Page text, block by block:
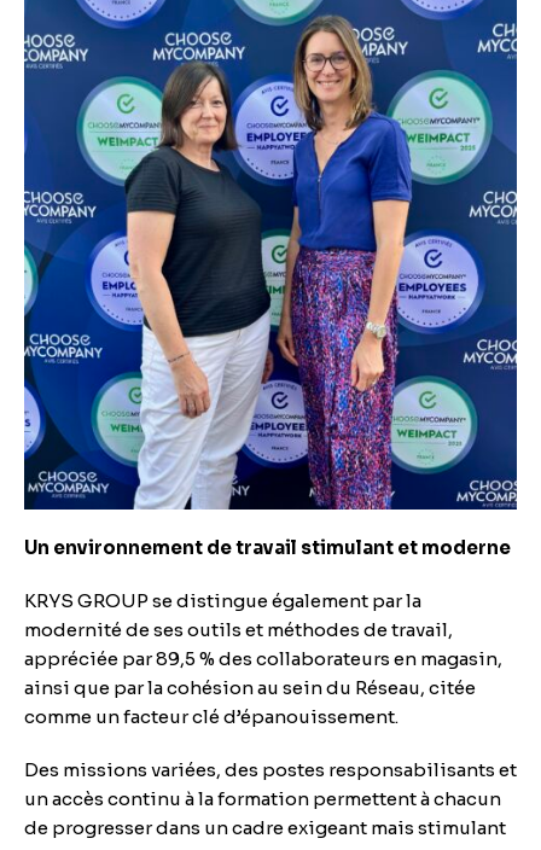
Un environnement de travail stimulant et moderne
KRYS GROUP se distingue également par la
modernité de ses outils et méthodes de travail,
appréciée par 89,5 % des collaborateurs en magasin,
ainsi que par la cohésion au sein du Réseau, citée
comme un facteur clé d’épanouissement.
Des missions variées, des postes responsabilisants et
un accès continu à la formation permettent à chacun
de progresser dans un cadre exigeant mais stimulant